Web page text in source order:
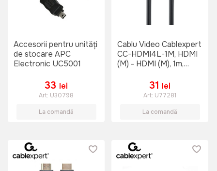
Accesorii pentru unități
de stocare APC
Electronic UC5001
33 lei
Art: U30798
La comandă
Cablu Video Cablexpert
CC-HDMI4L-1M, HDMI
(M) - HDMI (M), 1m,
31 lei
Art: U77281
La comandă